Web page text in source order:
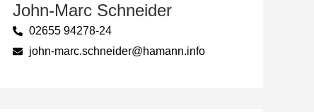
John-Marc Schneider
02655 94278-24
john-marc.schneider@hamann.info